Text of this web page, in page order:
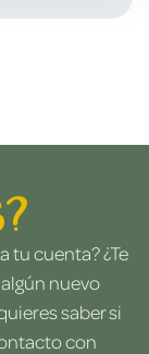
tu cuenta? ¿Te
nuevo
saber si
con